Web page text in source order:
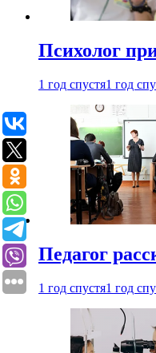
Психолог
1 год спустя1 год
Педагог
1 год спустя1 год